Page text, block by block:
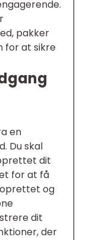
pakker
for at sikre
en
Du skal
dit
for at få
og
dit
der